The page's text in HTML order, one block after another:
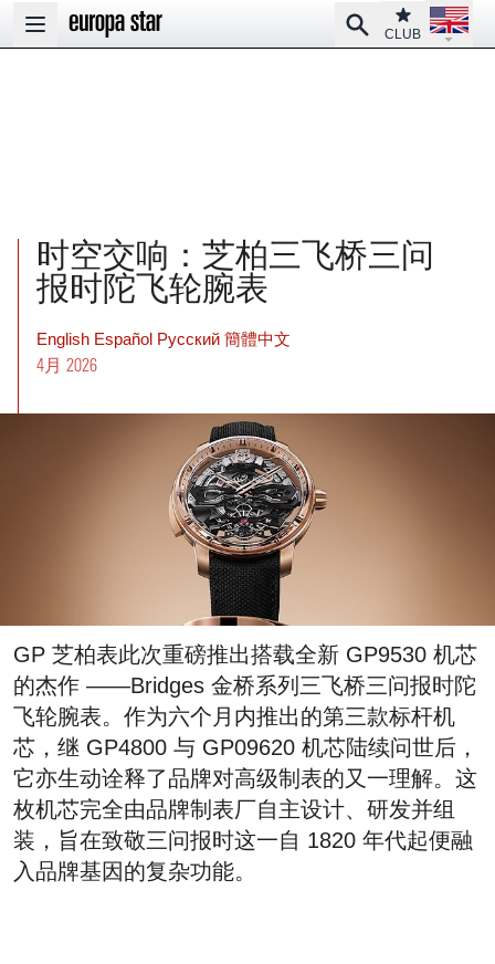
Open main menu
SearchClub
CLUB
Open
时空交响：芝柏三飞桥三问
报时陀飞轮腕表
English Español Pусский 簡體中文
4月 2026
GP 芝柏表此次重磅推出搭载全新 GP9530 机芯
的杰作 ——Bridges 金桥系列三飞桥三问报时陀
飞轮腕表。作为六个月内推出的第三款标杆机
芯，继 GP4800 与 GP09620 机芯陆续问世后，
它亦生动诠释了品牌对高级制表的又一理解。这
枚机芯完全由品牌制表厂自主设计、研发并组
装，旨在致敬三问报时这一自 1820 年代起便融
入品牌基因的复杂功能。